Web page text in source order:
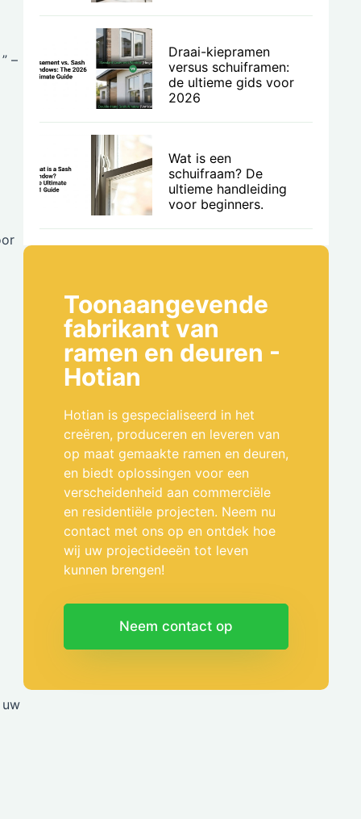
–
Draai-kiepramen
versus schuiframen:
de ultieme gids voor
2026
Wat is een
schuifraam? De
ultieme handleiding
voor beginners.
Toonaangevende
fabrikant van
ramen en deuren -
Hotian
Hotian is gespecialiseerd in het
creëren, produceren en leveren van
op maat gemaakte ramen en deuren,
en biedt oplossingen voor een
verscheidenheid aan commerciële
en residentiële projecten. Neem nu
contact met ons op en ontdek hoe
wij uw projectideeën tot leven
kunnen brengen!
Neem contact op